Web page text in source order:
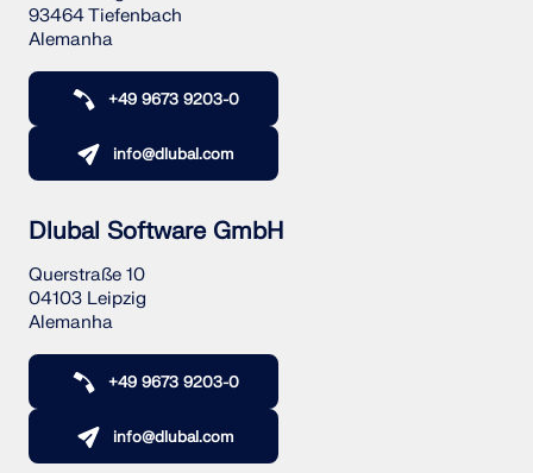
93464 Tiefenbach
Alemanha
+49 9673 9203-0
info@dlubal.com
Dlubal Software GmbH
Querstraße 10
04103 Leipzig
Alemanha
+49 9673 9203-0
info@dlubal.com